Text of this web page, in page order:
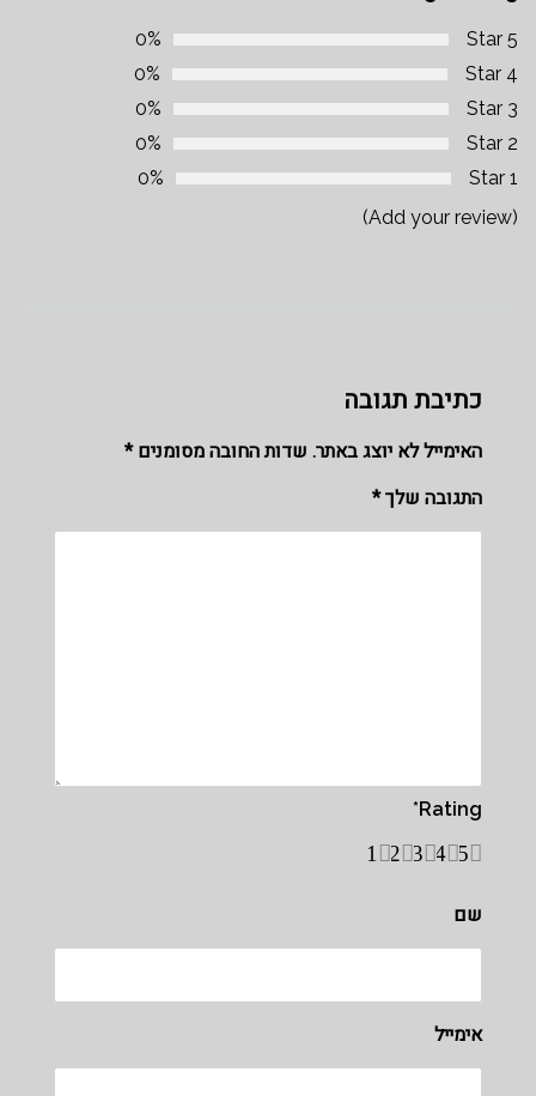
5 Star
0%
4 Star
0%
3 Star
0%
2 Star
0%
1 Star
0%
(Add your review)
כתיבת תגובה
האימייל לא יוצג באתר. שדות החובה מסומנים*
התגובה שלך*
Rating
*
5
4
3
2
1
שם
אימייל